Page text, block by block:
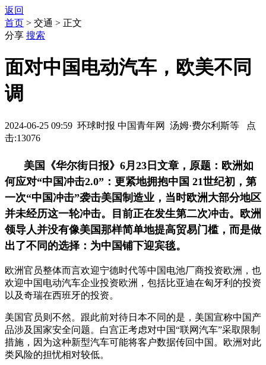
返回
首页 > 交通 > 正文
分享 搜索
面对中国电动汽车，欧美不同
调
2024-06-25 09:59 环球时报 中国青年网 汤姆·费尔利斯等 点
击:13076
美国《华尔街日报》6月23日文章，原题：欧洲如
何应对“中国冲击2.0”：更紧地拥抱中国 21世纪初，第
一次“中国冲击”袭击美国制造业，当时欧洲大部分地区
并未经历这一轮冲击。目前正在发生第二次冲击。欧洲
领导人并没有像美国那样简单地提高贸易门槛，而是做
出了不同的选择：为中国铺下迎宾毯。
欧洲官员整体而言欢迎宁德时代等中国电池厂商投资欧洲，也
欢迎中国电动汽车企业投资欧洲，包括比亚迪在匈牙利的投资
以及奇瑞在西班牙的投资。
美国官员则不然。跟此前对待日本不同的是，美国宣称中国产
品涉及国家安全问题。白宫正考虑对中国“联网汽车”采取限制
措施，因为这种新型汽车可能将客户数据传回中国。欧洲对此
类风险的担忧相对较低。